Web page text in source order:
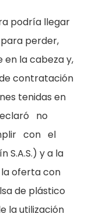
podría llegar
perder,
en la cabeza y,
contratación
tenidas en
no
con el
S.A.S.) y a la
oferta con
de plástico
la utilización